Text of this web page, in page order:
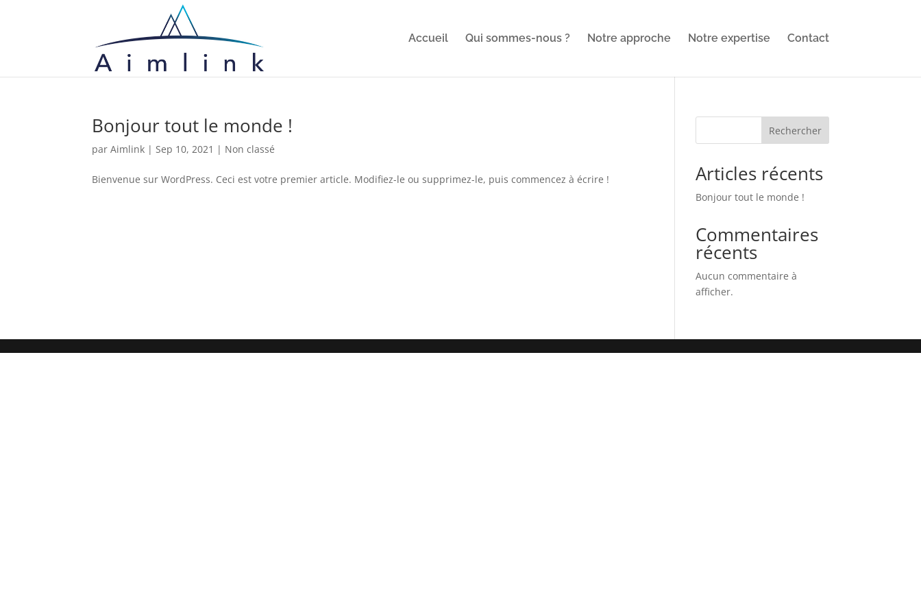
Accueil Qui sommes-nous ? Notre approche Notre expertise Contact
Bonjour tout le monde !
parAimlink |Sep 10, 2021 | Non classé
Bienvenue sur WordPress. Ceci est votre premier article. Modifiez-le ou supprimez-le, puis commencez à écrire !
Rechercher
Articles récents
Bonjour tout le monde !
Commentaires
récents
Aucun commentaire à
afficher.